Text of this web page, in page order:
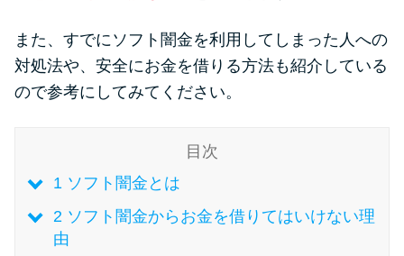
損！
カードローンの見直しで40万円
最速！最短40分で借りられるカ
ードローン
また、すでにソフト闇金を利用してしまった人への
対処法や、安全にお金を借りる方法も紹介している
ので参考にしてみてください。
目次
1ソフト闇金とは
2ソフト闇金からお金を借りてはいけない理
由